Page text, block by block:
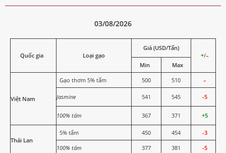
03/08/2026
Quốc gia Loại gạo
Giá (USD/Tấn)
+/–
Min
Max
Việt Nam
Gạo thơm 5% tấm 500 510 –
Jasmine 541 545 -5
100% tấm 367 371 +5
Thái Lan
5% tấm 450 454
-3
100% tấm
377 381 -5